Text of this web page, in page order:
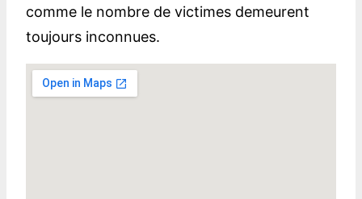
comme le nombre de victimes demeurent
toujours inconnues.